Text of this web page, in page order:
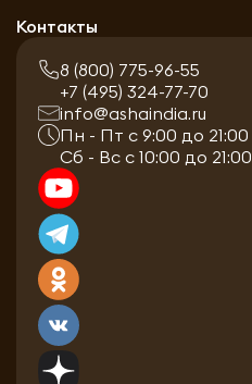
Контакты
8 (800) 775-96-55
+7 (495) 324-77-70
info@ashaindia.ru
Пн - Пт с 9:00 до 21:00
Сб - Вс с 10:00 до 21:00